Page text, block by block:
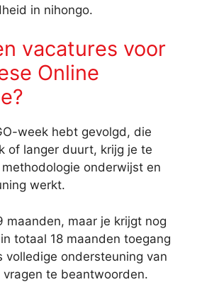
in nihongo.
vacatures voor
Online
week hebt gevolgd, die
of langer duurt, krijg je te
onderwijst en
werkt.
maanden, maar je krijgt nog
totaal 18 maanden toegang
volledige ondersteuning van
te beantwoorden.